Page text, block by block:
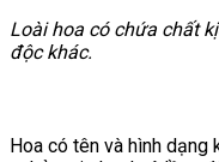
Loài hoa có chứa chất
độc khác.
Hoa có tên và hình dạng